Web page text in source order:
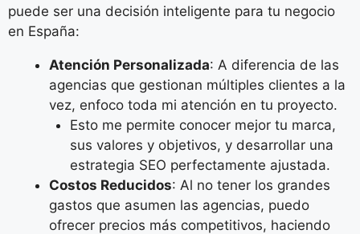
puede ser una decisión inteligente para tu negocio
en España:
Atención Personalizada: A diferencia de las
agencias que gestionan múltiples clientes a la
vez, enfoco toda mi atención en tu proyecto.
Esto me permite conocer mejor tu marca,
sus valores y objetivos, y desarrollar una
estrategia SEO perfectamente ajustada.
Costos Reducidos: Al no tener los grandes
gastos que asumen las agencias, puedo
ofrecer precios más competitivos, haciendo